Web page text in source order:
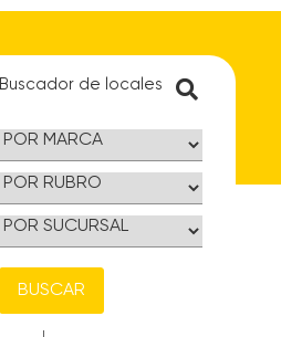
Buscador de locales
BUSCAR